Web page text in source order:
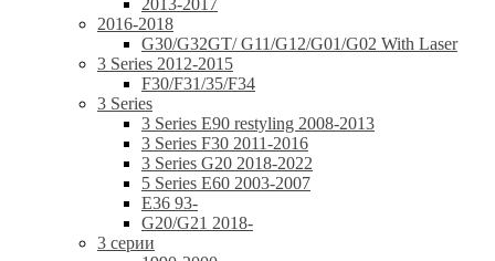
2013-2017
2016-2018
G30/G32GT/ G11/G12/G01/G02 With Laser
3 Series 2012-2015
F30/F31/35/F34
3 Series
3 Series E90 restyling 2008-2013
3 Series F30 2011-2016
3 Series G20 2018-2022
5 Series E60 2003-2007
E36 93-
G20/G21 2018-
3 серии